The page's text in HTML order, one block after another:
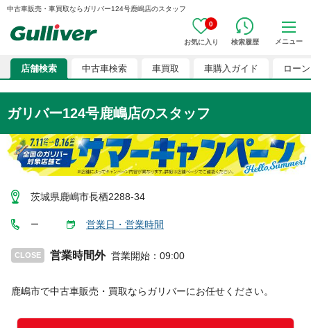
中古車販売・車買取ならガリバー124号鹿嶋店のスタッフ
0
お気に入り 検索履歴 メニュー
店舗検索 中古車検索 車買取 車購入ガイド ローン
ガリバー124号鹿嶋店のスタッフ
茨城県鹿嶋市長栖2288-34
ー 営業日・営業時間
CLOSE 営業時間外 営業開始 ： 09:00
鹿嶋市で中古車販売・買取ならガリバーにお任せください。